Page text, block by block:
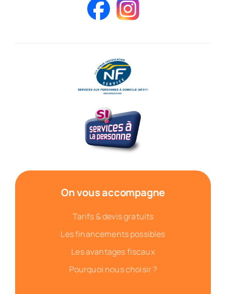
On vous accompagne
Tarifs & devis gratuits
Les financements possibles
Les avantages fiscaux
Pourquoi nous choisir ?